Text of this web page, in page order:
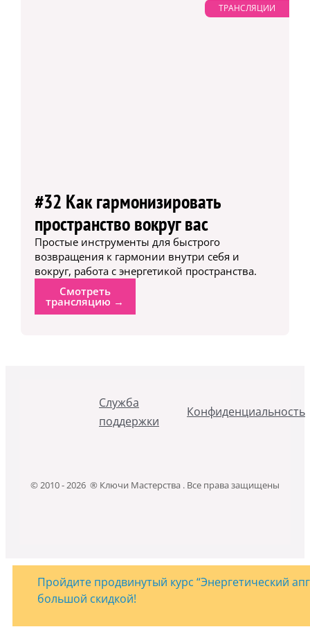
ТРАНСЛЯЦИИ
#32 Как гармонизировать
пространство вокруг вас
Простые инструменты для быстрого
возвращения к гармонии внутри себя и
вокруг, работа с энергетикой пространства.
Смотреть
трансляцию →
Служба
поддержки
Конфиденциальность
© 2010 - 2026 ® Ключи Мастерства . Все права защищены
Пройдите продвинутый курс “Энергетический
большой скидкой!